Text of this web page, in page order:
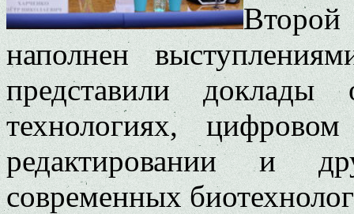
наполнен
представили доклады
технологиях,
редактировании и
современных